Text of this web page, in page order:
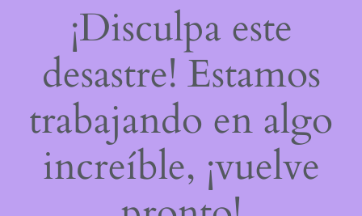
¡Disculpa este
desastre! Estamos
trabajando en algo
increíble, ¡vuelve